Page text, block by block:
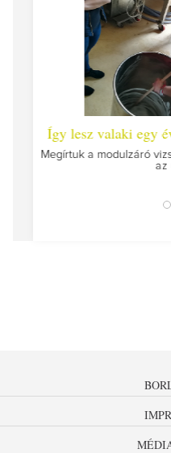
Így lesz valaki egy
Megírtuk a modulzáró
az